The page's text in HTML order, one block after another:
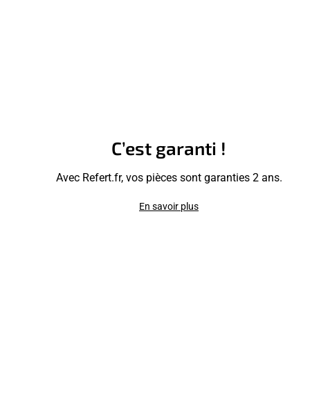
C’est garanti !
Avec Refert.fr, vos pièces sont garanties 2 ans.
En savoir plus